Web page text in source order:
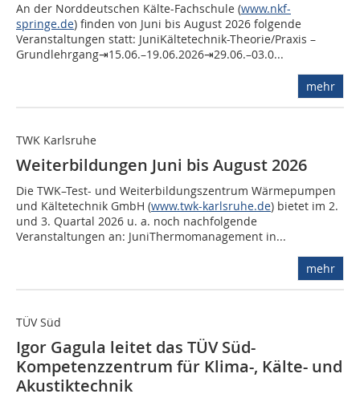
An der Norddeutschen Kälte-Fachschule (www.nkf-
springe.de) finden von Juni bis August 2026 folgende
Veranstaltungen statt: JuniKältetechnik-Theorie/Praxis –
Grundlehrgang⇥15.06.–19.06.2026⇥29.06.–03.0...
mehr
TWK Karlsruhe
Weiterbildungen Juni bis August 2026
Die TWK–Test- und Weiterbildungszentrum Wärmepumpen
und Kältetechnik GmbH (www.twk-karlsruhe.de) bietet im 2.
und 3. Quartal 2026 u. a. noch nachfolgende
Veranstaltungen an: JuniThermomanagement in...
mehr
TÜV Süd
Igor Gagula leitet das TÜV Süd-
Kompetenzzentrum für Klima-, Kälte- und
Akustiktechnik